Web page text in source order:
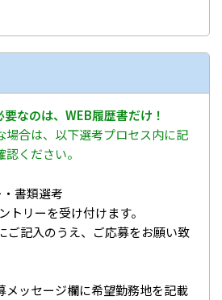
なのは、WEB履歴書だけ！
場合は、以下選考プロセス内に記
ください。
・書類選考
トリーを受け付けます。
ご記入のうえ、ご応募をお願い致
ッセージ欄に希望勤務地を記載